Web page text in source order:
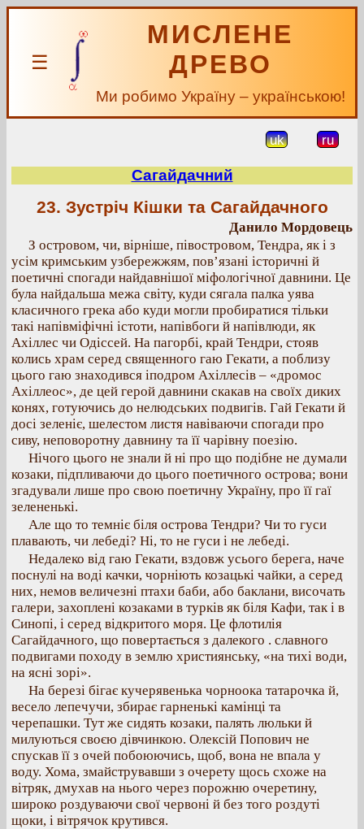
☰
МИСЛЕНЕ
ДРЕВО
Ми робимо Україну – українською!
uk ru
Сагайдачний
23. Зустріч Кішки та Сагайдачного
Данило Мордовець
З островом, чи, вірніше, півостровом, Тендра, як і з
усім кримським узбережжям, пов’язані історичні й
поетичні спогади найдавнішої міфологічної давнини. Це
була найдальша межа світу, куди сягала палка уява
класичного грека або куди могли пробиратися тільки
такі напівміфічні істоти, напівбоги й напівлюди, як
Ахіллес чи Одіссей. На пагорбі, край Тендри, стояв
колись храм серед священного гаю Гекати, а поблизу
цього гаю знаходився іподром Ахіллесів – «дромос
Ахіллеос», де цей герой давнини скакав на своїх диких
конях, готуючись до нелюдських подвигів. Гай Гекати й
досі зеленіє, шелестом листя навіваючи спогади про
сиву, неповоротну давнину та її чарівну поезію.
Нічого цього не знали й ні про що подібне не думали
козаки, підпливаючи до цього поетичного острова; вони
згадували лише про свою поетичну Україну, про її гаї
зелененькі.
Але що то темніє біля острова Тендри? Чи то гуси
плавають, чи лебеді? Ні, то не гуси і не лебеді.
Недалеко від гаю Гекати, вздовж усього берега, наче
поснулі на воді качки, чорніють козацькі чайки, а серед
них, немов величезні птахи баби, або баклани, височать
галери, захоплені козаками в турків як біля Кафи, так і в
Синопі, і серед відкритого моря. Це флотилія
Сагайдачного, що повертається з далекого . славного
подвигами походу в землю християнську, «на тихі води,
на ясні зорі».
На березі бігає кучерявенька чорноока татарочка й,
весело лепечучи, збирає гарненькі камінці та
черепашки. Тут же сидять козаки, палять люльки й
милуються своєю дівчинкою. Олексій Попович не
спускав її з очей побоюючись, щоб, вона не впала у
воду. Хома, змайструвавши з очерету щось схоже на
вітряк, дмухав на нього через порожню очеретину,
широко роздуваючи свої червоні й без того роздуті
щоки, і вітрячок крутився.